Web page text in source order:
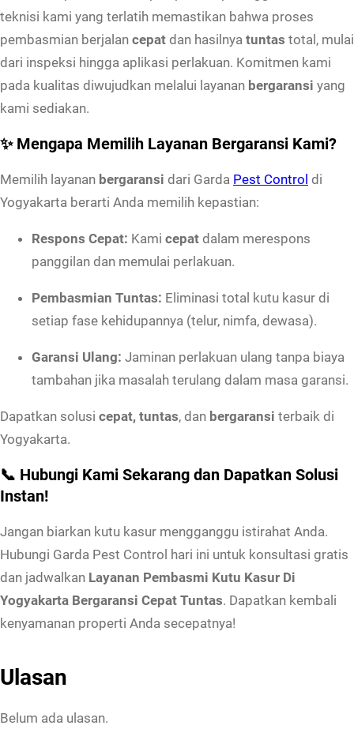
B
e
r
g
a
r
n
s
n
t
s
teknisi kami yang terlatih memastikan bahwa proses
pembasmian berjalan cepat dan hasilnya tuntas total, mulai
dari inspeksi hingga aplikasi perlakuan. Komitmen kami
pada kualitas diwujudkan melalui layanan bergaransi yang
kami sediakan.
✨ Mengapa Memilih Layanan Bergaransi Kami?
Memilih layanan bergaransi dari Garda Pest Control di
Yogyakarta berarti Anda memilih kepastian:
Respons Cepat: Kami cepat dalam merespons
panggilan dan memulai perlakuan.
Pembasmian Tuntas: Eliminasi total kutu kasur di
setiap fase kehidupannya (telur, nimfa, dewasa).
Garansi Ulang: Jaminan perlakuan ulang tanpa biaya
tambahan jika masalah terulang dalam masa garansi.
Dapatkan solusi cepat, tuntas, dan bergaransi terbaik di
Yogyakarta.
📞 Hubungi Kami Sekarang dan Dapatkan Solusi
Instan!
Jangan biarkan kutu kasur mengganggu istirahat Anda.
Hubungi Garda Pest Control hari ini untuk konsultasi gratis
dan jadwalkan Layanan Pembasmi Kutu Kasur Di
Yogyakarta Bergaransi Cepat Tuntas. Dapatkan kembali
kenyamanan properti Anda secepatnya!
Ulasan
Belum ada ulasan.